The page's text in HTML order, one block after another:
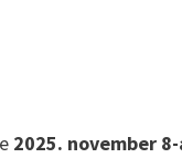
2025. november